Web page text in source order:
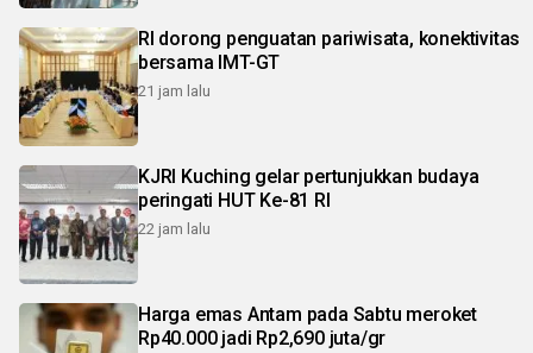
RI dorong penguatan pariwisata, konektivitas
bersama IMT-GT
21 jam lalu
KJRI Kuching gelar pertunjukkan budaya
peringati HUT Ke-81 RI
22 jam lalu
Harga emas Antam pada Sabtu meroket
Rp40.000 jadi Rp2,690 juta/gr